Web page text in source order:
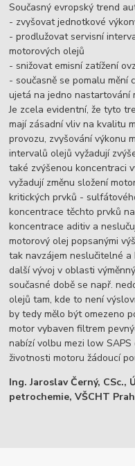
Současný evropský trend
- zvyšovat jednotkové
- prodlužovat servisní
motorových olejů
- snižovat emisní zatížení
- současně se pomalu mění
ujetá na jedno nastartování
Je zcela evidentní, že tyto
mají zásadní vliv na kvalitu
provozu, zvyšování výkonu
intervalů olejů vyžadují
také zvýšenou koncentraci
vyžadují změnu složení
kritických prvků -
koncentrace těchto prvků
koncentrace aditiv a
motorový olej popsanými
tak navzájem neslučitelné
další vývoj v oblasti
současné době se např.
olejů tam, kde to není
by tedy mělo být omezeno
motor vybaven filtrem
nabízí volbu mezi low
životnosti motoru žádoucí
Ing. Jaroslav Černý, CSc.,
petrochemie, VŠCHT